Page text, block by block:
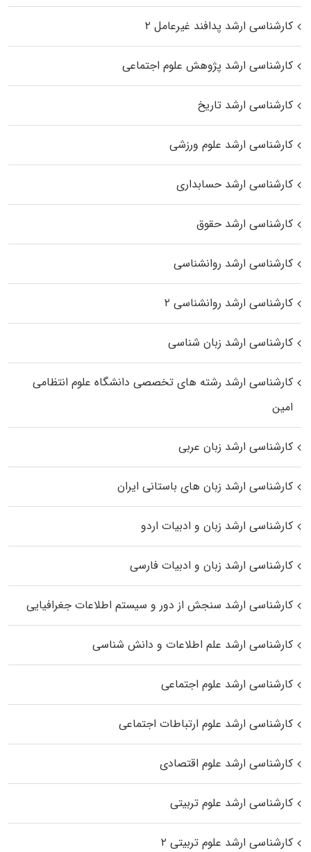
کارشناسی ارشد پدافند غیرعامل ۲
کارشناسی ارشد پژوهش علوم اجتماعی
کارشناسی ارشد تاریخ
کارشناسی ارشد علوم ورزشی
کارشناسی ارشد حسابداری
کارشناسی ارشد حقوق
کارشناسی ارشد روانشناسی
کارشناسی ارشد روانشناسی ۲
کارشناسی ارشد زبان شناسی
کارشناسی ارشد رﺷﺘﻪ ﻫﺎی تخصصی داﻧﺸﮕﺎه ﻋﻠﻮم انتظامی
اﻣﻴﻦ
کارشناسی ارشد زبان عربی
کارشناسی ارشد زبان‌ های باستانی ایران
کارشناسی ارشد زبان و ادبیات اردو
کارشناسی ارشد زبان و ادبیات فارسی
کارشناسی ارشد سنجش از دور و سیستم اطلاعات جغرافیایی
کارشناسی ارشد علم اطلاعات و دانش شناسی
کارشناسی ارشد علوم اجتماعی
کارشناسی ارشد علوم ارتباطات اجتماعی
کارشناسی ارشد علوم اقتصادی
کارشناسی ارشد علوم تربیتی
کارشناسی ارشد علوم تربیتی ۲